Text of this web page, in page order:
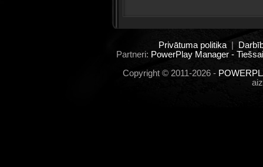
Privātuma politika|
Partneri: PowerPlay Manager -
Copyright © 2011-2026 -